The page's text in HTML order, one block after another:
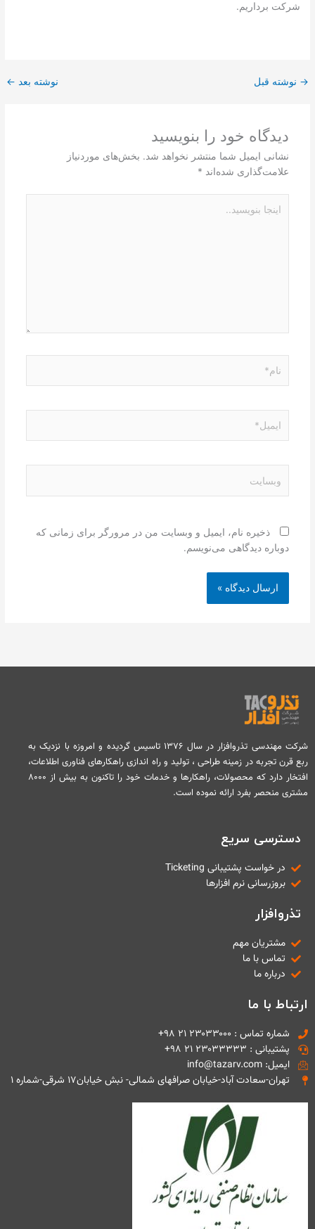
شرکت برداریم.
→ نوشته قبل نوشته بعد ←
دیدگاه‌ خود را بنویسید
نشانی ایمیل شما منتشر نخواهد شد. بخش‌های موردنیاز
علامت‌گذاری شده‌اند *
بنویسید..
ذخیره نام، ایمیل و وبسایت من در مرورگر برای زمانی که
دوباره دیدگاهی می‌نویسم.
شرکت مهندسی تذروافزار در سال ۱۳۷۶ تاسیس گردیده و امروزه با نزدیک به
ربع قرن تجربه در زمینه طراحی ، تولید و راه اندازی راهکارهای فناوری اطلاعات،
افتخار دارد که محصولات، راهکارها و خدمات خود را تاکنون به بیش از ۸۰۰۰
مشتری منحصر بفرد ارائه نموده است.
دسترسی سریع
در خواست پشتیبانی Ticketing
بروزرسانی نرم افزارها
تذروافزار
مشتریان مهم
تماس با ما
درباره ما
ارتباط با ما
شماره تماس : ۲۳۰۳۳۰۰۰ ۲۱ ۹۸+
پشتیبانی : ۲۳۰۳۳۳۳۳ ۲۱ ۹۸+
ایمیل: info@tazarv.com
تهران-سعادت آباد-خیابان صرافهای شمالی- نبش خیابان۱۷ شرقی-شماره ۱